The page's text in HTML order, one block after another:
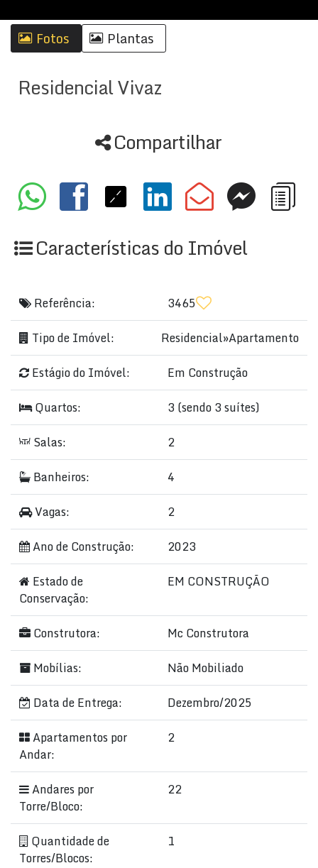
Fotos Plantas
Residencial Vivaz
Compartilhar
Características do Imóvel
Referência:
3465
Tipo de Imóvel:
Residencial»Apartamento
Estágio do Imóvel:
Em Construção
Quartos:
3 (sendo 3 suítes)
Salas:
2
Banheiros:
4
Vagas:
2
Ano de Construção:
2023
Estado de
Conservação:
EM CONSTRUÇÃO
Construtora:
Mc Construtora
Mobílias:
Não Mobiliado
Data de Entrega:
Dezembro/2025
Apartamentos por
Andar:
2
Andares por
Torre/Bloco:
22
Quantidade de
Torres/Blocos:
1